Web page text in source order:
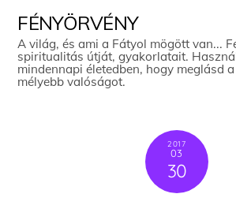
content
FÉNYÖRVÉNY
A világ, és ami a Fátyol mögött van...
spiritualitás útját, gyakorlatait.
mindennapi életedben, hogy meglásd
mélyebb valóságot.
2017
03
30